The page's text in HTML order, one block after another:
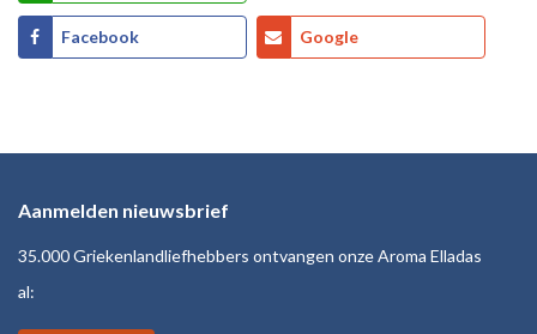
Facebook Google
Aanmelden nieuwsbrief
35.000 Griekenlandliefhebbers ontvangen onze Aroma Elladas
al: